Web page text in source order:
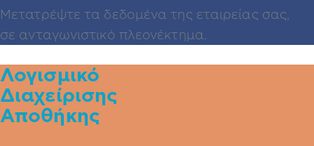
Μετατρέψτε τα δεδομένα της εταιρείας σας,
σε ανταγωνιστικό πλεονέκτημα.
Λογισμικό
Διαχείρισης
Αποθήκης